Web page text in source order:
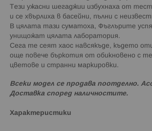
Тези ужасни шегаджии избухнаха от
и се хвърлиха в басейни, пълни с
В цялата тази суматоха, Фъглърите
унищожат цялата лаборатория.
Сега те сеят хаос навсякъде, където
още повече бъркотия от обикновено с
цветове и странни маркировки.
Всеки модел се продава поотделно.
Доставка според наличностите.
Характеристики